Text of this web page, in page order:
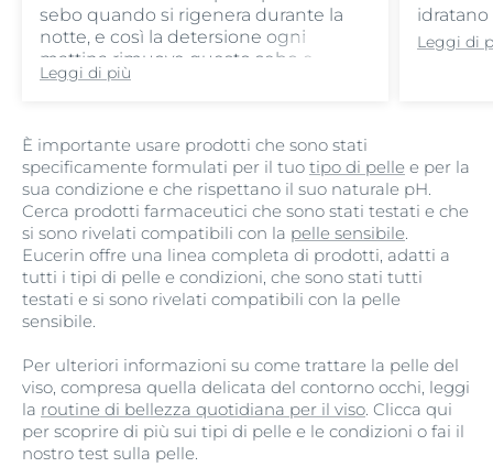
sebo quando si rigenera durante la
notte, e così la detersione ogni
mattina rimuove questo sebo e
garantisce che la pelle sia pronta per
sporco, il sudore, il sebo, il trucco e la
protezione solare e prepara la pelle ad
assorbire i benefici degli ingredienti
attivi contenuti nei prodotti per la
notte.
Leggi di più
idratano
Leggi di
È importante usare prodotti che sono stati
specificamente formulati per il tuo tipo di pelle e per la
sua condizione e che rispettano il suo naturale pH.
Cerca prodotti farmaceutici che sono stati testati e che
si sono rivelati compatibili con la pelle sensibile.
Eucerin offre una linea completa di prodotti, adatti a
tutti i tipi di pelle e condizioni, che sono stati tutti
testati e si sono rivelati compatibili con la pelle
sensibile.
Per ulteriori informazioni su come trattare la pelle del
viso, compresa quella delicata del contorno occhi, leggi
la routine di bellezza quotidiana per il viso. Clicca qui
per scoprire di più sui tipi di pelle e le condizioni o fai il
nostro test sulla pelle.